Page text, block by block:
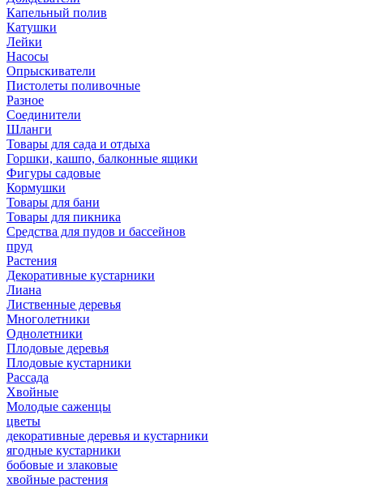
Капельный полив
Катушки
Лейки
Насосы
Опрыскиватели
Пистолеты поливочные
Разное
Соединители
Шланги
Товары для сада и отдыха
Горшки, кашпо, балконные ящики
Фигуры садовые
Кормушки
Товары для бани
Товары для пикника
Средства для пудов и бассейнов
пруд
Растения
Декоративные кустарники
Лиана
Лиственные деревья
Многолетники
Однолетники
Плодовые деревья
Плодовые кустарники
Рассада
Хвойные
Молодые саженцы
цветы
декоративные деревья и кустарники
ягодные кустарники
бобовые и злаковые
хвойные растения